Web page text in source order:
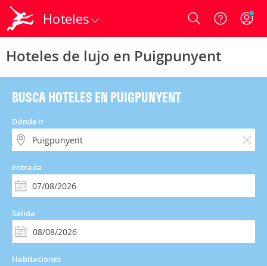
Hoteles Login
Hoteles de lujo en Puigpunyent
BUSCA HOTELES EN PUIGPUNYENT
Dónde ir
Entrada
Salida
Habitaciones